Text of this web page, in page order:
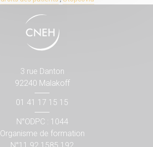
3 rue Danton
92240 Malakoff
01 41 17 15 15
N°ODPC : 1044
Organisme de formation